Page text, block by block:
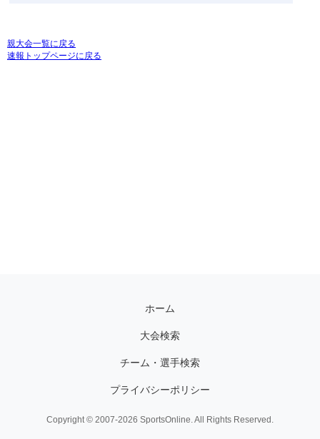
親大会一覧に戻る
速報トップページに戻る
ホーム
大会検索
チーム・選手検索
プライバシーポリシー
Copyright © 2007-2026 SportsOnline. All Rights Reserved.